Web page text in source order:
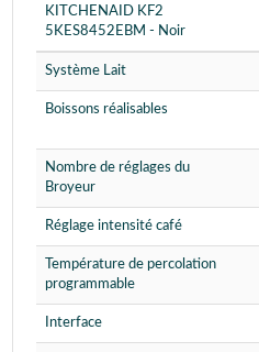
KITCHENAID KF2
5KES8452EBM - Noir
Système Lait
Boissons réalisables
Nombre de réglages du
Broyeur
Réglage intensité café
Température de percolation
programmable
Interface